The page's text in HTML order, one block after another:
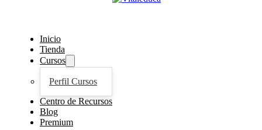
Inicio
Tienda
Cursos
Perfil Cursos
Centro de Recursos
Blog
Premium